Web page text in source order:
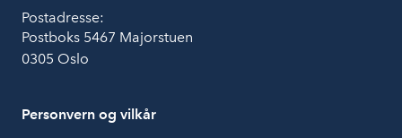
Postadresse:
Postboks 5467 Majorstuen
0305 Oslo
Personvern og vilkår